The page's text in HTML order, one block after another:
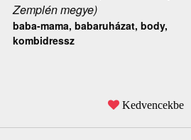
Zemplén megye)
baba-mama, babaruházat, body,
kombidressz
Kedvencekbe